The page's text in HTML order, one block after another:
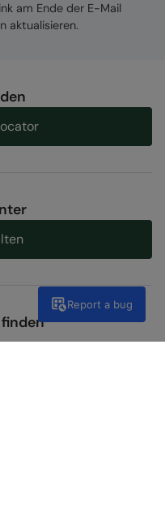
am Ende der E-Mail
aktualisieren.
Report a bug